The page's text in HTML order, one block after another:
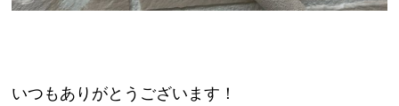
いつもありがとうございます！